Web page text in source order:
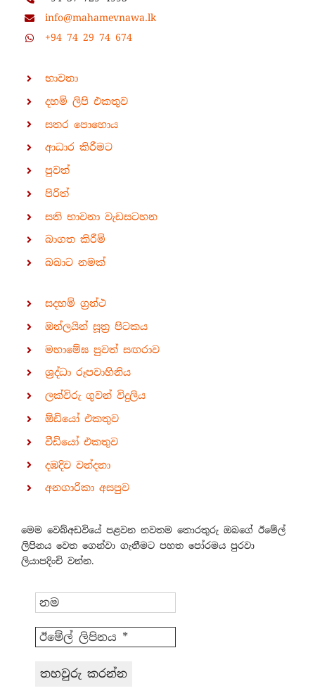
info@mahamevnawa.lk
+94 74 29 74 674
භාවනා
දහම් ලිපි එකතුව
සතර පොහොය
ආධාර කිරීමට
පුවත්
පිරිත්
සති භාවනා වැඩසටහන
බාගත කිරීම්
බබාට නමක්
සදහම් ග්‍රන්ථ
ඔන්ලයින් සූත්‍ර පිටකය
මහාමේඝ පුවත් සඟරාව
ශ්‍රද්ධා රූපවාහිනිය
ලක්විරු ගුවන් විදුලිය
ඕඩියෝ එකතුව
වීඩියෝ එකතුව
දඹදිව වන්දනා
අනගාරිකා අසපුව
මෙම වෙබ්අඩවියේ පළවන නවතම තොරතුරු ඔබගේ ඊමේල්
ලිපිනය වෙත ගෙන්වා ගැනීමට පහත පෝරමය පුරවා
ලියාපදිංචි වන්න.